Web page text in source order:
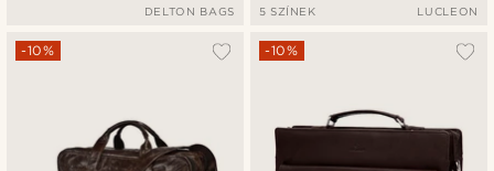
DELTON BAGS 5 SZÍNEK LUCLEON
-10% -10%